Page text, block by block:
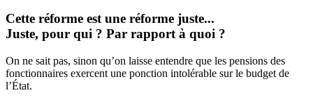
Cette réforme est une réforme juste...
Juste, pour qui ? Par rapport à quoi ?
On ne sait pas, sinon qu’on laisse entendre que les pensions des
fonctionnaires exercent une ponction intolérable sur le budget de
l’État.